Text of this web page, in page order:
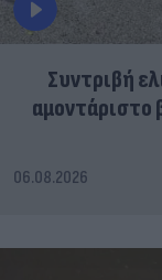
Συντριβή
αμοντάριστο
06.08.2026